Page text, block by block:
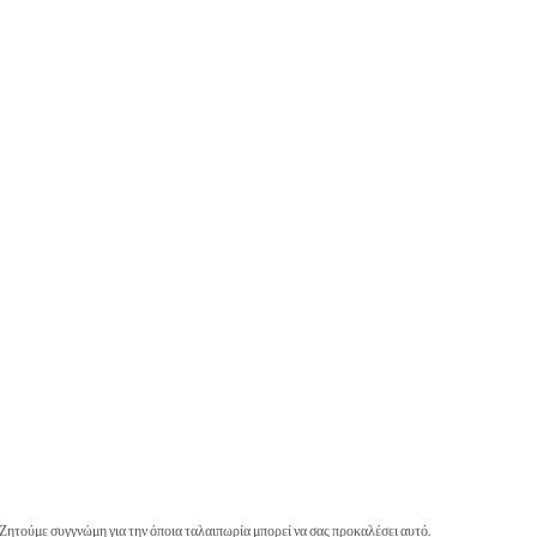
συγγνώμη για την όποια ταλαιπωρία μπορεί να σας προκαλέσει αυτό.